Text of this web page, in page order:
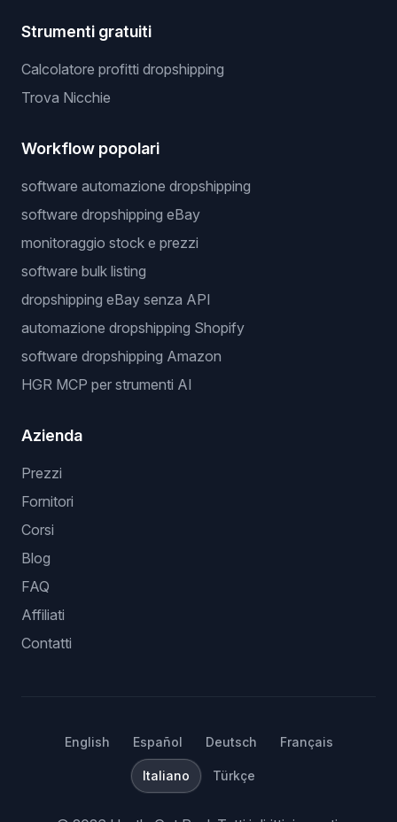
Strumenti gratuiti
Calcolatore profitti dropshipping
Trova Nicchie
Workflow popolari
software automazione dropshipping
software dropshipping eBay
monitoraggio stock e prezzi
software bulk listing
dropshipping eBay senza API
automazione dropshipping Shopify
software dropshipping Amazon
HGR MCP per strumenti AI
Azienda
Prezzi
Fornitori
Corsi
Blog
FAQ
Affiliati
Contatti
English Español Deutsch Français
Italiano Türkçe